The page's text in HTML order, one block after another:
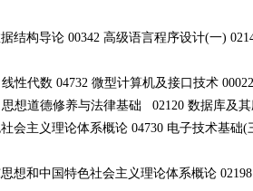
结构导论 00342 高级语言程序设计(一)
性代数 04732 微型计算机及接口技术
思想道德修养与法律基础 02120 数据库及其
会主义理论体系概论 04730 电子技术基础
想和中国特色社会主义理论体系概论